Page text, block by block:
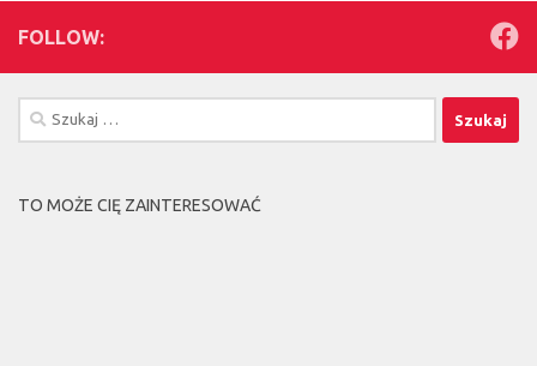
FOLLOW:
Szukaj:
TO MOŻE CIĘ ZAINTERESOWAĆ